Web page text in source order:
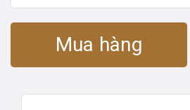
Mua hàng